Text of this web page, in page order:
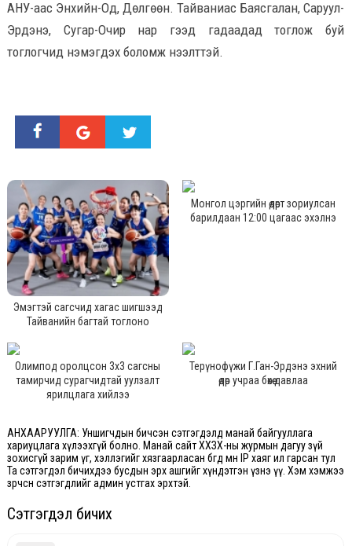
АНУ-аас Энхийн-Од, Дөлгөөн. Тайваниас Баясгалан, Саруул-
Эрдэнэ, Сугар-Очир нар гээд гадаадад тоглож буй
тоглогчид нэмэгдэх боломж нээлттэй.
Эмэгтэй сагсчид хагас шигшээд
Тайванийн багтай тоглоно
Монгол цэргийн өдөрт зориулсан
барилдаан 12:00 цагаас эхэлнэ
Олимпод оролцсон 3х3 сагсны
тамирчид сурагчидтай уулзалт
ярилцлага хийлээ
Терүнофүжи Г.Ган-Эрдэнэ эхний
өдөр учраа бөхөө давлаа
АНХААРУУЛГА: Уншигчдын бичсэн сэтгэгдэлд манай байгууллага
хариуцлага хүлээхгүй болно. Манай сайт ХХЗХ-ны журмын дагуу зүй
зохисгүй зарим үг, хэллэгийг хязгаарласан бөгөөд мөн IP хаяг ил гарсан тул
Та сэтгэгдэл бичихдээ бусдын эрх ашгийг хүндэтгэн үзнэ үү. Хэм хэмжээ
зөрчсөн сэтгэгдлийг админ устгах эрхтэй.
Сэтгэгдэл бичих